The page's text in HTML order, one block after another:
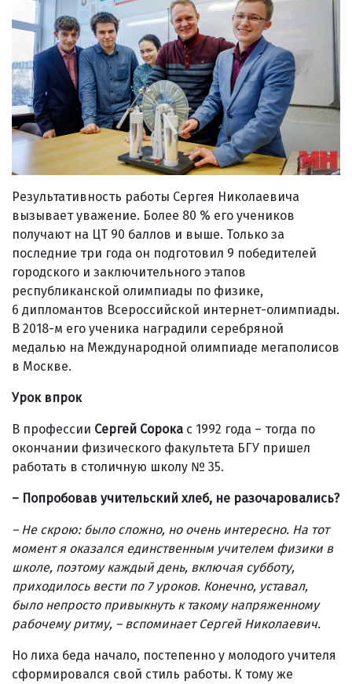
Результативность работы Сергея Николаевича
вызывает уважение. Более 80 % его учеников
получают на ЦТ 90 баллов и выше. Только за
последние три года он подготовил 9 победителей
городского и заключительного этапов
республиканской олимпиады по физике,
6 дипломантов Всероссийской интернет-олимпиады.
В 2018-м его ученика наградили серебряной
медалью на Международной олимпиаде мегаполисов
в Москве.
Урок впрок
В профессии Сергей Сорока с 1992 года – тогда по
окончании физического факультета БГУ пришел
работать в столичную школу № 35.
– Попробовав учительский хлеб, не разочаровались?
– Не скрою: было сложно, но очень интересно. На тот
момент я оказался единственным учителем физики в
школе, поэтому каждый день, включая субботу,
приходилось вести по 7 уроков. Конечно, уставал,
было непросто привыкнуть к такому напряженному
рабочему ритму, – вспоминает Сергей Николаевич.
Но лиха беда начало, постепенно у молодого учителя
сформировался свой стиль работы. К тому же